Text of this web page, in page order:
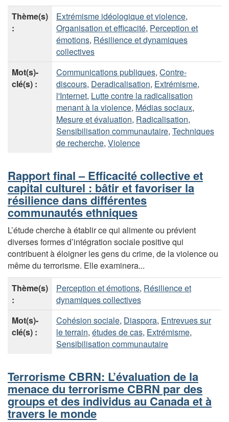
Thème(s)
:
Extrémisme idéologique et violence,
Organisation et efficacité, Perception et
émotions, Résilience et dynamiques
collectives
Mot(s)-
clé(s) :
Communications publiques, Contre-
discours, Deradicalisation, Extrémisme,
l'Internet, Lutte contre la radicalisation
menant à la violence, Médias sociaux,
Mesure et évaluation, Radicalisation,
Sensibilisation communautaire, Techniques
de recherche, Violence
Rapport final – Efficacité collective et
capital culturel : bâtir et favoriser la
résilience dans différentes
communautés ethniques
L’étude cherche à établir ce qui alimente ou prévient
diverses formes d’intégration sociale positive qui
contribuent à éloigner les gens du crime, de la violence ou
même du terrorisme. Elle examinera...
Thème(s)
:
Perception et émotions, Résilience et
dynamiques collectives
Mot(s)-
clé(s) :
Cohésion sociale, Diaspora, Entrevues sur
le terrain, études de cas, Extrémisme,
Sensibilisation communautaire
Terrorisme CBRN: L’évaluation de la
menace du terrorisme CBRN par des
groups et des individus au Canada et à
travers le monde